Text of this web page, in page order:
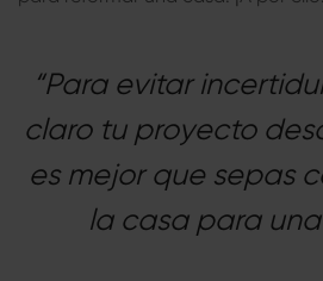
“Para evitar
claro tu proyecto
es mejor que sepas
la casa para